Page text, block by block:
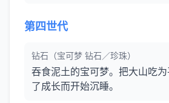
第四世代
钻石（宝可梦 钻石／珍珠）
吞食泥土的宝可梦。把大山吃
了成长而开始沉睡。